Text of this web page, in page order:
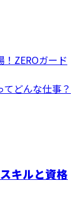
！ZEROガード
どんな仕事？
キルと資格